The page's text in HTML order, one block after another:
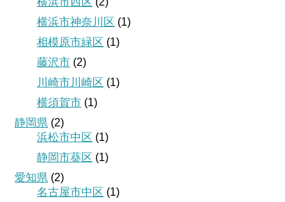
横浜市神奈川区 (1)
相模原市緑区 (1)
藤沢市 (2)
川崎市川崎区 (1)
横須賀市 (1)
静岡県 (2)
浜松市中区 (1)
静岡市葵区 (1)
愛知県 (2)
名古屋市中区 (1)